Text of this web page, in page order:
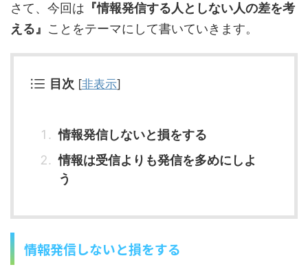
さて、今回は 『情報発信する人としない人の差を考
える』 ことをテーマにして書いていきます。
目次 [非表示]
情報発信しないと損をする
情報は受信よりも発信を多めにしよ
う
情報発信しないと損をする